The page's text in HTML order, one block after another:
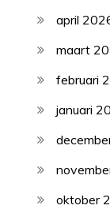
april
maart
februari
januari
oktober